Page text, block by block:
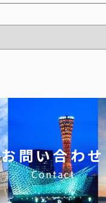
お問い合わせ
Contact